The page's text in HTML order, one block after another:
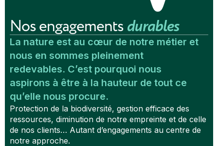
Nos engagementsdurables
La nature est au cœur de notre métier et
nous en sommes pleinement
redevables. C’est pourquoi nous
aspirons à être à la hauteur de tout ce
qu’elle nous procure.
Protection de la biodiversité, gestion efficace des
ressources, diminution de notre empreinte et de celle
de nos clients… Autant d’engagements au centre de
notre approche.